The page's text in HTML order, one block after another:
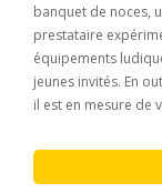
banquet de noces,
prestataire
équipements
jeunes invités. En
il est en mesure de